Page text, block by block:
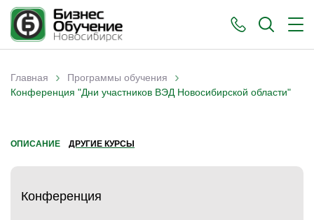
Вы здесь
Главная › Программы обучения ›
Конференция "Дни участников ВЭД Новосибирской области"
ОПИСАНИЕ ДРУГИЕ КУРСЫ
Конференция